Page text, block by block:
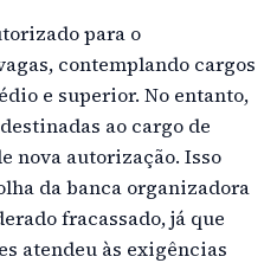
para o
contemplando cargos
e superior. No entanto,
ao cargo de
nova autorização. Isso
da banca organizadora
fracassado, já que
atendeu às exigências